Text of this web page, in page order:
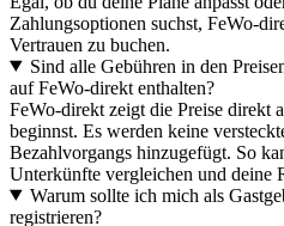
Zahlungsoptionen suchst, FeWo-
Vertrauen zu buchen.
Sind alle Gebühren in den
auf FeWo-direkt enthalten?
FeWo-direkt zeigt die Preise direkt
beginnst. Es werden keine
Bezahlvorgangs hinzugefügt. So
Unterkünfte vergleichen und deine
Warum sollte ich mich als
registrieren?